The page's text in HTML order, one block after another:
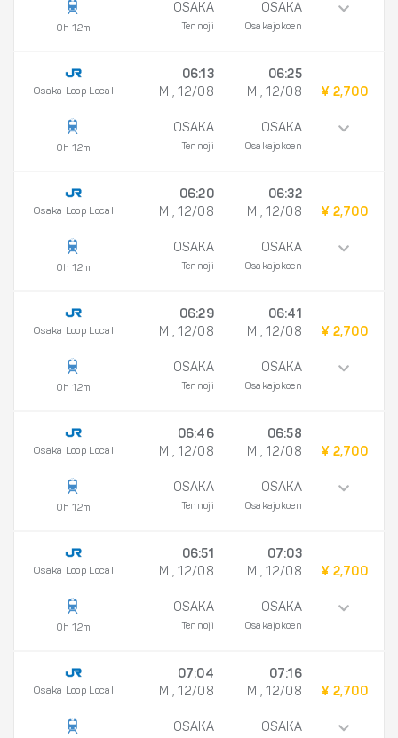
0h 12m
OSAKA
Tennoji
OSAKA
Osakajokoen
Osaka Loop Local
0h 12m
06:13
Mi, 12/08
OSAKA
Tennoji
06:25
Mi, 12/08
OSAKA
Osakajokoen
¥ 2,700
Osaka Loop Local
0h 12m
06:20
Mi, 12/08
OSAKA
Tennoji
06:32
Mi, 12/08
OSAKA
Osakajokoen
¥ 2,700
Osaka Loop Local
0h 12m
06:29
Mi, 12/08
OSAKA
Tennoji
06:41
Mi, 12/08
OSAKA
Osakajokoen
¥ 2,700
Osaka Loop Local
0h 12m
06:46
Mi, 12/08
OSAKA
Tennoji
06:58
Mi, 12/08
OSAKA
Osakajokoen
¥ 2,700
Osaka Loop Local
0h 12m
06:51
Mi, 12/08
OSAKA
Tennoji
07:03
Mi, 12/08
OSAKA
Osakajokoen
¥ 2,700
Osaka Loop Local
07:04
Mi, 12/08
OSAKA
07:16
Mi, 12/08
OSAKA
¥ 2,700